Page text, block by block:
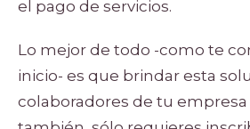
el pago de servicios.
Lo mejor de todo -como te
inicio- es que brindar esta
colaboradores de tu empresa